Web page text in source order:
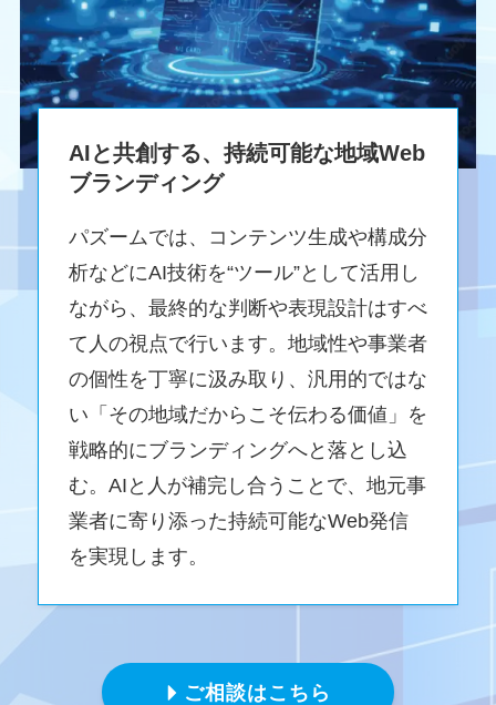
AIと共創する、持続可能な地域Web
ブランディング
パズームでは、コンテンツ生成や構成分
析などにAI技術を“ツール”として活用し
ながら、最終的な判断や表現設計はすべ
て人の視点で行います。地域性や事業者
の個性を丁寧に汲み取り、汎用的ではな
い「その地域だからこそ伝わる価値」を
戦略的にブランディングへと落とし込
む。AIと人が補完し合うことで、地元事
業者に寄り添った持続可能なWeb発信
を実現します。
ご相談はこちら